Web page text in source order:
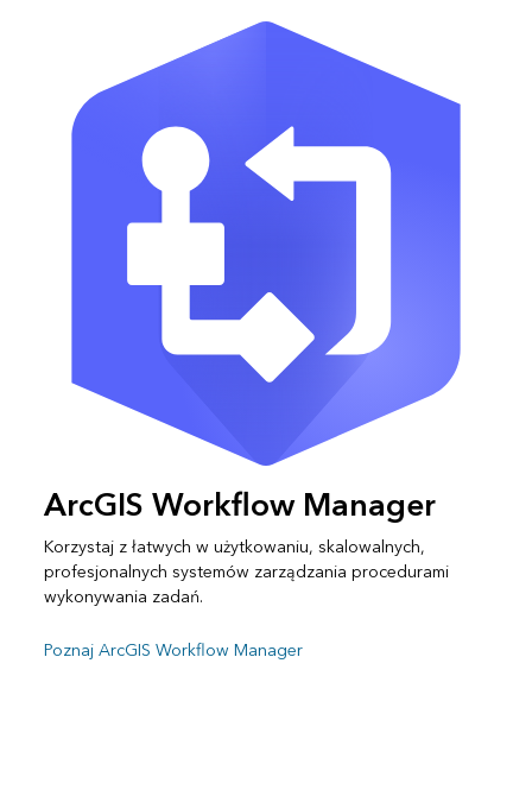
ArcGIS Workflow Manager
Korzystaj z łatwych w użytkowaniu, skalowalnych,
profesjonalnych systemów zarządzania procedurami
wykonywania zadań.
Poznaj ArcGIS Workflow Manager